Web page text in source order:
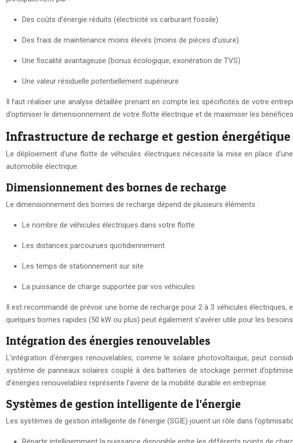
Des coûts d’énergie réduits (électricité vs carburant fossile)
Des frais de maintenance moins élevés (moins de pièces d’usure)
Une fiscalité avantageuse (bonus écologique, exonération de TVS)
Une valeur résiduelle potentiellement supérieure
Il faut réaliser une analyse détaillée prenant en compte les spécificités de votre
d’optimiser le dimensionnement de votre flotte électrique et de maximiser les
Infrastructure de recharge et gestion énergétique
Le déploiement d’une flotte de véhicules électriques nécessite la mise en place
automobile électrique.
Dimensionnement des bornes de recharge
Le dimensionnement des bornes de recharge dépend de plusieurs éléments :
Le nombre de véhicules électriques dans votre flotte
Les distances parcourues quotidiennement
Les temps de stationnement sur site
La puissance de charge supportée par vos véhicules
Il est recommandé de prévoir une borne de recharge pour 2 à 3 véhicules électriques,
quelques bornes rapides (50 kW ou plus) peut également s’avérer utile pour les
Intégration des énergies renouvelables
L’intégration d’énergies renouvelables, comme le solaire photovoltaïque, peut
système de panneaux solaires couplé à des batteries de stockage permet
d’énergies renouvelables représente l’avenir de la mobilité durable en entreprise.
Systèmes de gestion intelligente de l’énergie
Les systèmes de gestion intelligente de l’énergie (SGIE) jouent un rôle dans